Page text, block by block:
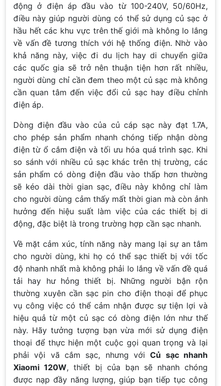
động ở điện áp đầu vào từ 100-240V, 50/60Hz,
điều này giúp người dùng có thể sử dụng củ sạc ở
hầu hết các khu vực trên thế giới mà không lo lắng
về vấn đề tương thích với hệ thống điện. Nhờ vào
khả năng này, việc đi du lịch hay di chuyển giữa
các quốc gia sẽ trở nên thuận tiện hơn rất nhiều,
người dùng chỉ cần đem theo một củ sạc mà không
cần quan tâm đến việc đổi củ sạc hay điều chỉnh
điện áp.
Dòng điện đầu vào của củ cáp sạc này đạt 1.7A,
cho phép sản phẩm nhanh chóng tiếp nhận dòng
điện từ ổ cắm điện và tối ưu hóa quá trình sạc. Khi
so sánh với nhiều củ sạc khác trên thị trường, các
sản phẩm có dòng điện đầu vào thấp hơn thường
sẽ kéo dài thời gian sạc, điều này không chỉ làm
cho người dùng cảm thấy mất thời gian mà còn ảnh
hưởng đến hiệu suất làm việc của các thiết bị di
động, đặc biệt là trong trường hợp cần sạc nhanh.
Về mặt cảm xúc, tính năng này mang lại sự an tâm
cho người dùng, khi họ có thể sạc thiết bị với tốc
độ nhanh nhất mà không phải lo lắng về vấn đề quá
tải hay hư hỏng thiết bị. Những người bận rộn
thường xuyên cần sạc pin cho điện thoại để phục
vụ công việc có thể cảm nhận được sự tiện lợi và
hiệu quả từ một củ sạc có dòng điện lớn như thế
này. Hãy tưởng tượng bạn vừa mới sử dụng điện
thoại để thực hiện một cuộc gọi quan trọng và lại
phải vội vã cắm sạc, nhưng vớiCủ sạc nhanh
Xiaomi 120W, thiết bị của bạn sẽ nhanh chóng
được nạp đầy năng lượng, giúp bạn tiếp tục công